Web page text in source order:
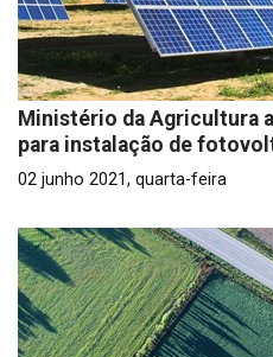
Ministério da Agricultura
para instalação de
02 junho 2021, quarta-feira